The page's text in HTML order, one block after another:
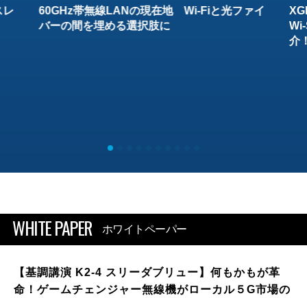
レ
60GHz帯無線LANの現在地 Wi-Fiと光ファイ
バーの間を埋める選択肢に
介
WHITE PAPER ホワイトペーパー
【基調講演 K2-4 スリーダブリュー】何もかもが革
命！ゲームチェンジャー無線機がローカル５G市場の